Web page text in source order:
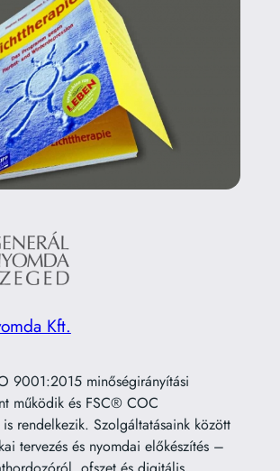
Kft.
9001:2015 minőségirányítási
működik és FSC® COC
rendelkezik. Szolgáltatásaink között
tervezés és nyomdai előkészítés –